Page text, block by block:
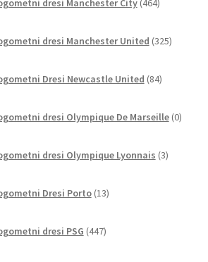
dresi Manchester City 464izdelkov
dresi Manchester United 325izdelkov
Dresi Newcastle United 84izdelkov
dresi Olympique De Marseille 0
dresi Olympique Lyonnais 3izdelki
Dresi Porto 13izdelkov
dresi PSG 447izdelkov